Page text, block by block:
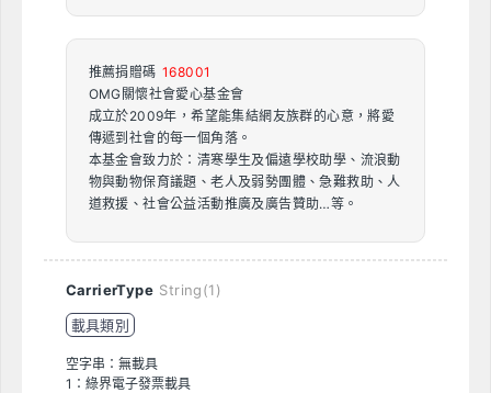
推薦捐贈碼 168001
OMG關懷社會愛心基金會
成立於2009年，希望能集結網友族群的心意，將愛
傳遞到社會的每一個角落。
本基金會致力於：清寒學生及偏遠學校助學、流浪動
物與動物保育議題、老人及弱勢團體、急難救助、人
道救援、社會公益活動推廣及廣告贊助…等。
CarrierType String(1)
載具類別
空字串：無載具
1：綠界電子發票載具